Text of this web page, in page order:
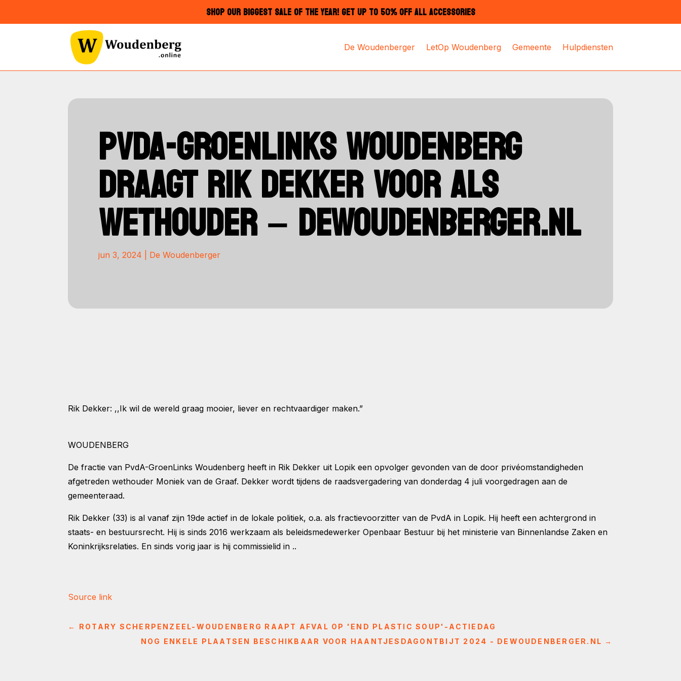
SHOP OUR BIGGEST SALE OF THE YEAR! GET UP TO 50% OFF ALL ACCESSORIES
De Woudenberger LetOp Woudenberg Gemeente Hulpdiensten
PVDA-GROENLINKS WOUDENBERG
DRAAGT RIK DEKKER VOOR ALS
WETHOUDER – DEWOUDENBERGER.NL
jun 3, 2024 De Woudenberger
Rik Dekker: ,,Ik wil de wereld graag mooier, liever en rechtvaardiger maken.”
WOUDENBERG
De fractie van PvdA-GroenLinks Woudenberg heeft in Rik Dekker uit Lopik een opvolger gevonden van de door privéomstandigheden
afgetreden wethouder Moniek van de Graaf. Dekker wordt tijdens de raadsvergadering van donderdag 4 juli voorgedragen aan de
gemeenteraad.
Rik Dekker (33) is al vanaf zijn 19de actief in de lokale politiek, o.a. als fractievoorzitter van de PvdA in Lopik. Hij heeft een achtergrond in
staats- en bestuursrecht. Hij is sinds 2016 werkzaam als beleidsmedewerker Openbaar Bestuur bij het ministerie van Binnenlandse Zaken en
Koninkrijksrelaties. En sinds vorig jaar is hij commissielid in ..
Source link
← ROTARY SCHERPENZEEL-WOUDENBERG RAAPT AFVAL OP 'END PLASTIC SOUP'-ACTIEDAG
NOG ENKELE PLAATSEN BESCHIKBAAR VOOR HAANTJESDAGONTBIJT 2024 - DEWOUDENBERGER.NL →